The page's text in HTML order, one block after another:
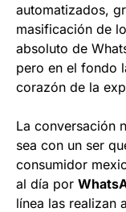
automatizados,
masificación de
absoluto de
pero en el fondo
corazón de la
La conversación
sea con un ser
consumidor
al día por
línea las realizan